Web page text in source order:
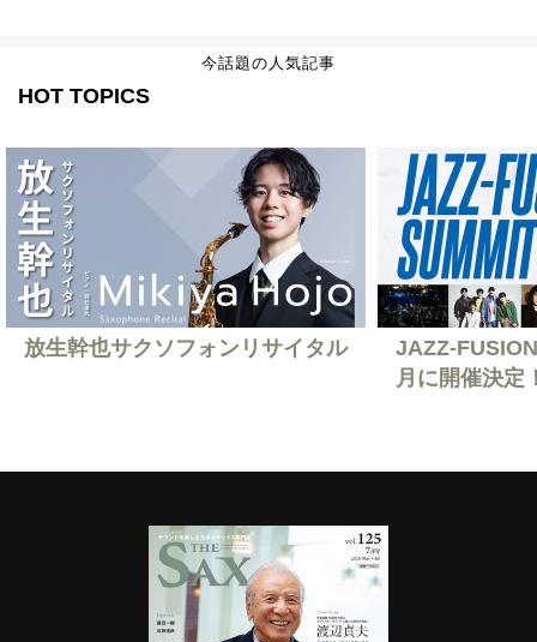
今話題の人気記事
HOT TOPICS
放生幹也サクソフォンリサイタル
JAZZ-
月に開催決定